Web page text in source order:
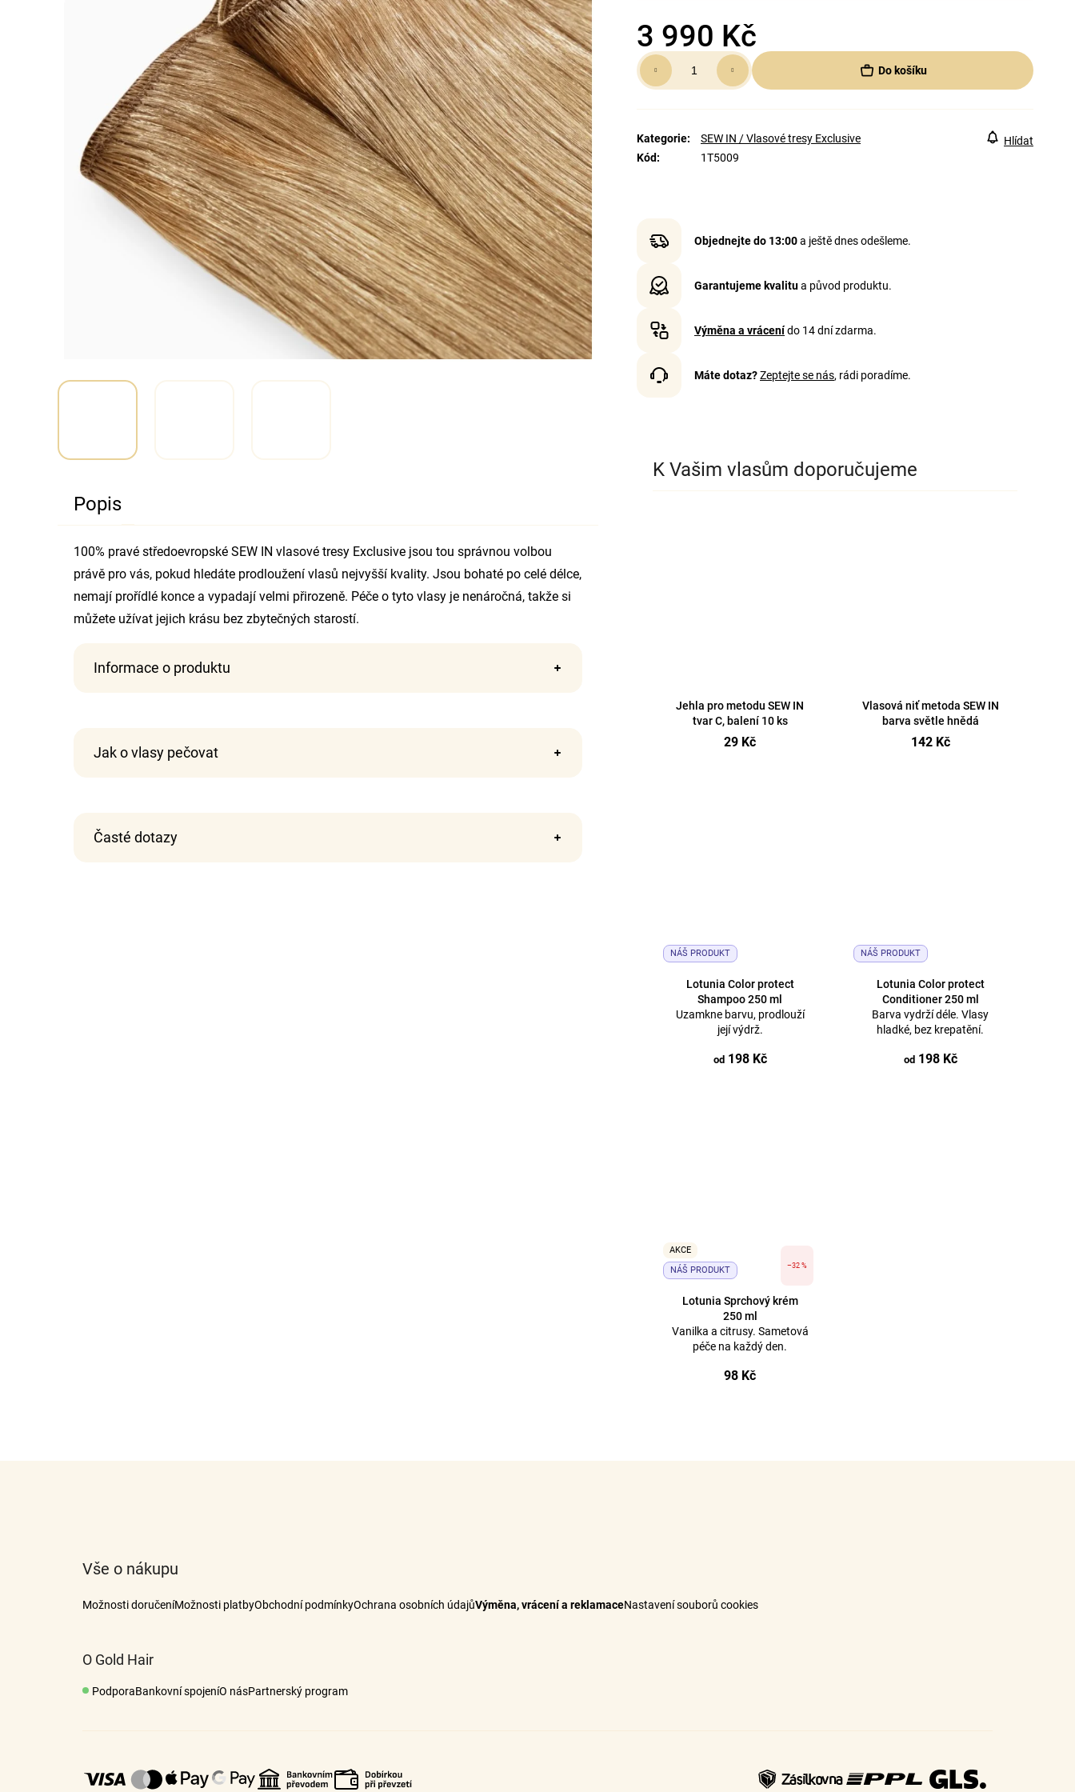
3 990 Kč
Měrná
cena:
Do košíku
Kategorie:
SEW IN / Vlasové tresy Exclusive
Kód: 1T5009
Hlídat
Objednejte do 13:00a ještě dnes odešleme.
Garantujeme kvalitua původ produktu.
Výměna a vrácenído 14 dní zdarma.
Máte dotaz?Zeptejte se nás, rádi poradíme.
K Vašim vlasům doporučujeme
Jehla pro metodu SEW IN
tvar C, balení 10 ks
29 Kč
Vlasová niť metoda SEW IN
barva světle hnědá
142 Kč
NÁŠ PRODUKT
Lotunia Color protect
Shampoo 250 ml
Uzamkne barvu, prodlouží
její výdrž.
od198 Kč
NÁŠ PRODUKT
Lotunia Color protect
Conditioner 250 ml
Barva vydrží déle. Vlasy
hladké, bez krepatění.
od198 Kč
AKCE
NÁŠ PRODUKT
–32 %
Lotunia Sprchový krém
250 ml
Vanilka a citrusy. Sametová
péče na každý den.
98 Kč
Popis
100% pravé středoevropské SEW IN vlasové tresy Exclusive jsou tou správnou volbou
právě pro vás, pokud hledáte prodloužení vlasů nejvyšší kvality. Jsou bohaté po celé délce,
nemají prořídlé konce a vypadají velmi přirozeně. Péče o tyto vlasy je nenáročná, takže si
můžete užívat jejich krásu bez zbytečných starostí.
Informace o produktu
Jak o vlasy pečovat
Časté dotazy
Vše o nákupu
Možnosti doručeníMožnosti platbyObchodní podmínkyOchrana osobních údajůVýměna, vrácení a reklamaceNastavení souborů cookies
O Gold Hair
PodporaBankovní spojeníO násPartnerský program